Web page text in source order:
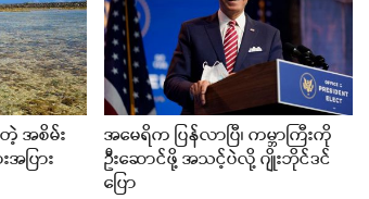
အစိမ်း
ပြား
အမေရိက ပြန်လာပြီ၊ ကမ္ဘာကြီးကို
ဦးဆောင်ဖို့ အသင့်ပဲလို့ ဂျိုးဘိုင်ဒင်
ပြော